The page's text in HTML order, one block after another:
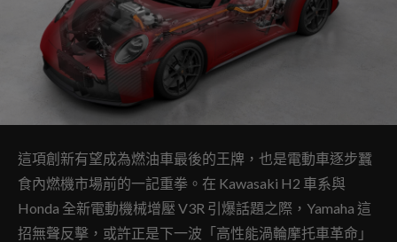
這項創新有望成為燃油車最後的王牌，也是電動車逐步蠶
食內燃機市場前的一記重拳。在 Kawasaki H2 車系與
Honda 全新電動機械增壓 V3R 引爆話題之際，Yamaha 這
招無聲反擊，或許正是下一波「高性能渦輪摩托車革命」